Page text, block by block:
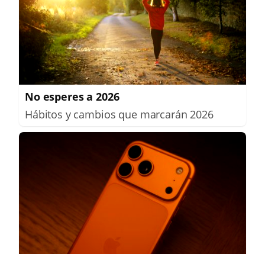
No esperes a 2026
Hábitos y cambios que marcarán 2026